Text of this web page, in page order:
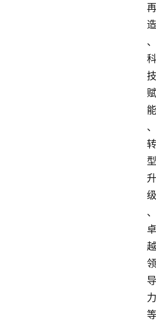
再
造
、
科
技
赋
能
、
转
型
升
级
、
卓
越
领
导
力
等